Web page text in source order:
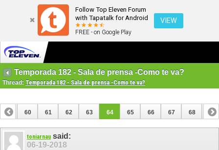
Follow Top Eleven Forum
with Tapatalk for Android
FREE - on Google Play
VIEW
Temporada 182 - Sala de prensa -Como te va?
Thread: Temporada 182 - Sala de prensa -Como te va?
59 60 61 62 63 64 65 66 67 68 69
79
toniarnau said:
06-19-2018